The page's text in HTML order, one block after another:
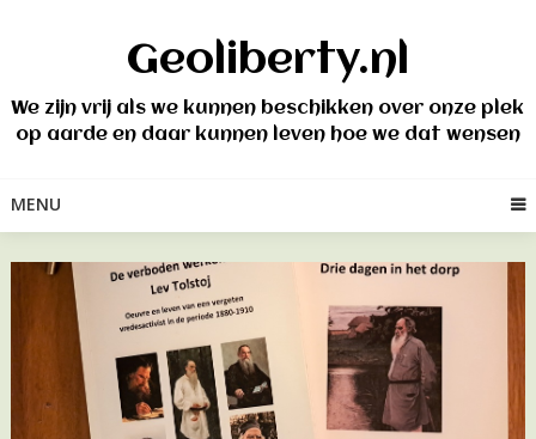
Geoliberty.nl
We zijn vrij als we kunnen beschikken over onze plek
op aarde en daar kunnen leven hoe we dat wensen
MENU